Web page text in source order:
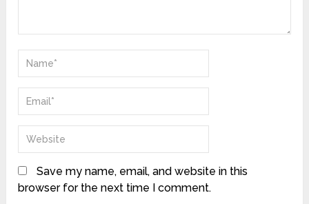
Save my name, email, and website in this
browser for the next time I comment.